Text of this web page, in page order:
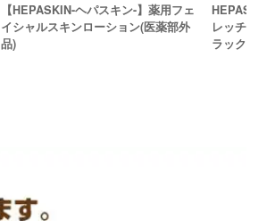
【HEPASKIN-ヘパスキン-】薬用フェ
イシャルスキンローション(医薬部外
品)
レッチウォ
ラック）